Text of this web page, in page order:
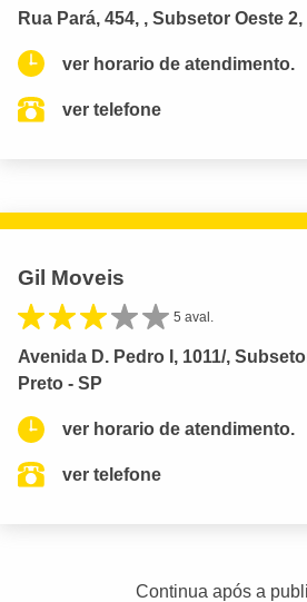
Rua Pará, 454, , Subsetor Oeste
ver horario de atendimento.
ver telefone
Gil Moveis
5 aval.
Avenida D. Pedro I, 1011/,
Preto - SP
ver horario de atendimento.
ver telefone
Continua após a